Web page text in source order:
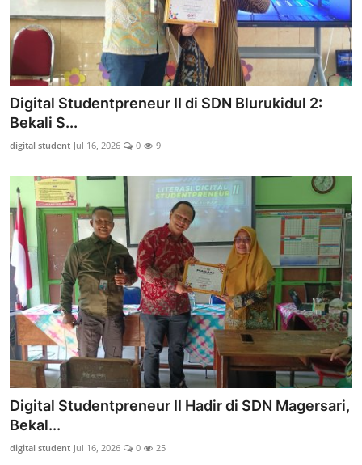
Digital Studentpreneur II di SDN Blurukidul 2:
Bekali S...
digital student Jul 16, 2026 0 9
Digital Studentpreneur II Hadir di SDN Magersari,
Bekal...
digital student Jul 16, 2026 0 25